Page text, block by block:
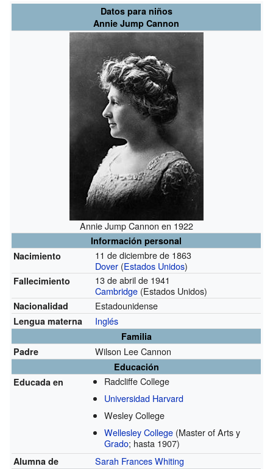
Datos para niños
Annie Jump Cannon
Annie Jump Cannon en 1922
Información personal
Nacimiento
11 de diciembre de 1863
Dover (Estados Unidos)
Fallecimiento
13 de abril de 1941
Cambridge (Estados Unidos)
Nacionalidad Estadounidense
Lengua materna Inglés
Familia
Padre
Wilson Lee Cannon
Educación
Educada en
Radcliffe College
Universidad Harvard
Wesley College
Wellesley College (Master of Arts y
Grado; hasta 1907)
Alumna de Sarah Frances Whiting